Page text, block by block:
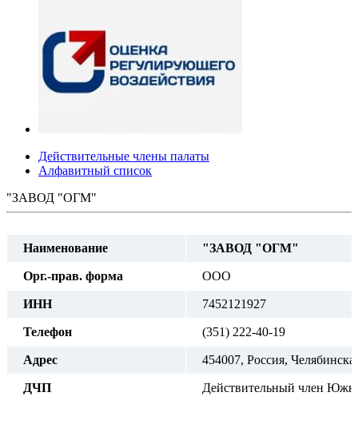
Действительные члены палаты
Алфавитный список
"ЗАВОД "ОГМ"
Наименование "ЗАВОД "ОГМ"
Орг.-прав. форма ООО
ИНН 7452121927
Телефон (351) 222-40-19
Адрес 454007, Россия,
ДЧП Действительный член